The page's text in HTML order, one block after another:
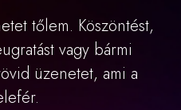
tőlem. Köszöntést,
vagy bármi
üzenetet, ami a